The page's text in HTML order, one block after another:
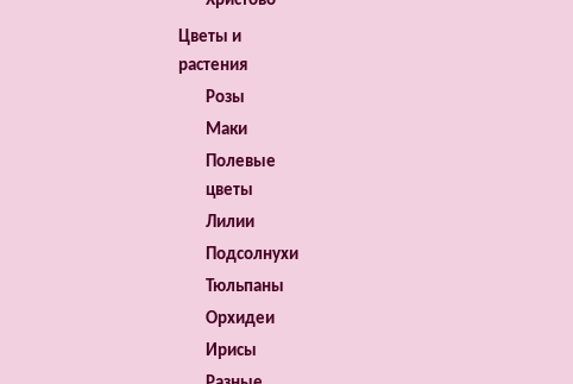
Цветы и
растения
Розы
Маки
Полевые
цветы
Лилии
Подсолнухи
Тюльпаны
Орхидеи
Ирисы